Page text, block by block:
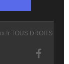
TOUS DROITS